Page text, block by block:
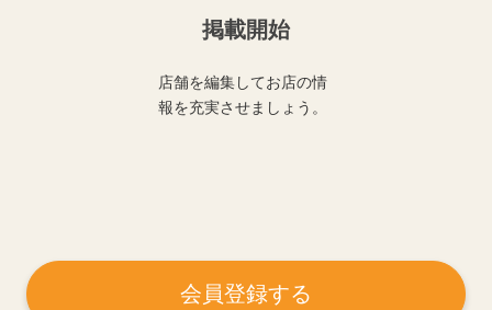
掲載開始
店舗を編集してお店の情
報を充実させましょう。
会員登録する